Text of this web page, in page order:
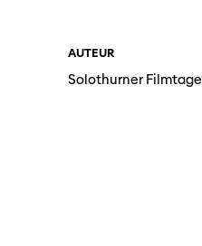
AUTEUR
Solothurner Filmtage